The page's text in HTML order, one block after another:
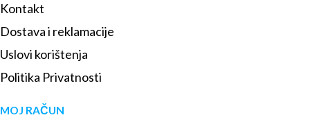
Kontakt
Dostava i reklamacije
Uslovi korištenja
Politika Privatnosti
MOJ RAČUN